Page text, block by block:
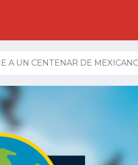
A UN CENTENAR DE